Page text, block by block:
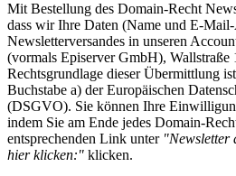
Mit Bestellung des Domain-Recht
dass wir Ihre Daten (Name und E-
Newsletterversandes in unseren
(vormals Episerver GmbH), Wallstraße
Rechtsgrundlage dieser Übermittlung
Buchstabe a) der Europäischen
(DSGVO). Sie können Ihre
indem Sie am Ende jedes Domain-
entsprechenden Link unter "Newsletter
hier klicken:" klicken.